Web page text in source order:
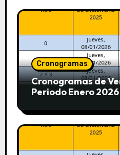
Cronogramas
Cronogramas de
Periodo Enero 2026